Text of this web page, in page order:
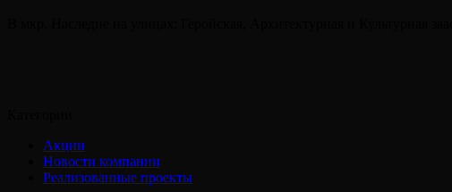
Акции
Новости компании
Реализованные проекты